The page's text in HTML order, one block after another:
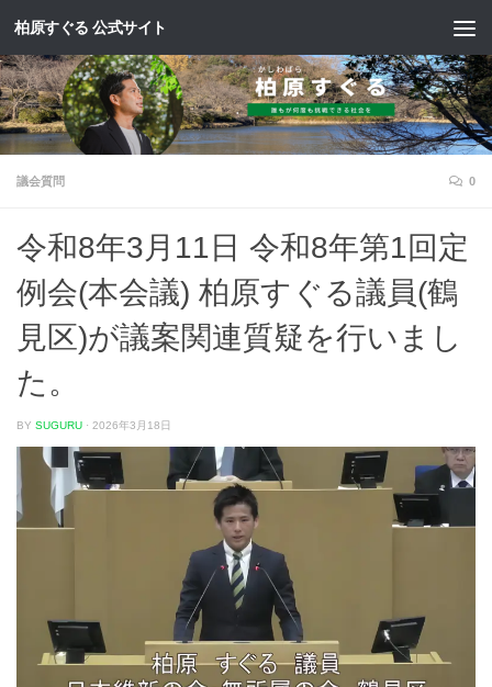
コンテンツへスキップ
柏原すぐる 公式サイト
議会質問 0
令和8年3月11日 令和8年第1回定
例会(本会議) 柏原すぐる議員(鶴
見区)が議案関連質疑を行いまし
た。
BY SUGURU · 2026年3月18日